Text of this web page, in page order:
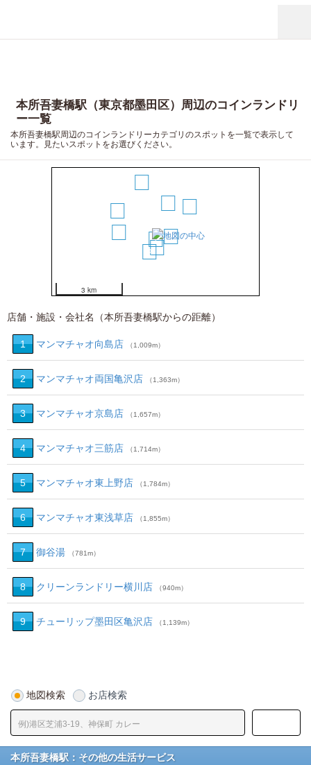
本所吾妻橋駅（東京都墨田区）周辺のコインランドリ
ー一覧
本所吾妻橋駅周辺のコインランドリーカテゴリのスポットを一覧で表示して
います。見たいスポットをお選びください。
2
7
8
9
3 km
店舗・施設・会社名（本所吾妻橋駅からの距離）
1 マンマチャオ向島店 （1,009m）
2 マンマチャオ両国亀沢店 （1,363m）
3 マンマチャオ京島店 （1,657m）
4 マンマチャオ三筋店 （1,714m）
5 マンマチャオ東上野店 （1,784m）
6 マンマチャオ東浅草店 （1,855m）
7 御谷湯 （781m）
8 クリーンランドリー横川店 （940m）
9 チューリップ墨田区亀沢店 （1,139m）
地図検索 お店検索
本所吾妻橋駅：その他の生活サービス